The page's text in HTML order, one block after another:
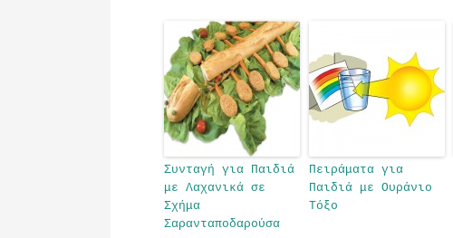
Συνταγή για Παιδιά
με Λαχανικά σε
Σχήμα
Σαρανταποδαρούσα
Πειράματα για
Παιδιά με Ουράνιο
Τόξο